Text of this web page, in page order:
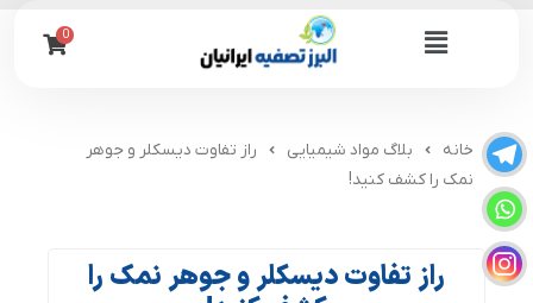
پرش
Flyout
0
خانه بلاگ مواد شیمیایی
راز تفاوت دیسکلر و جوهر
نمک را کشف کنید!
راز تفاوت دیسکلر و جوهر نمک را